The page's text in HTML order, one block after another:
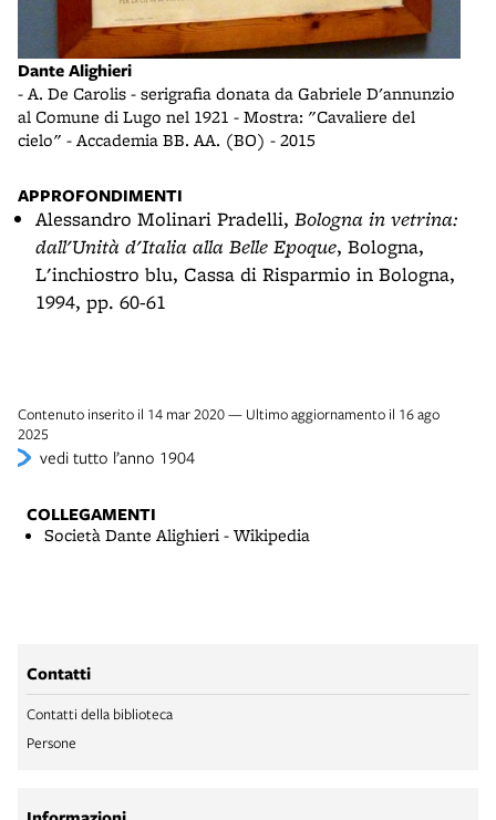
Dante Alighieri
- A. De Carolis - serigrafia donata da Gabriele D'annunzio
al Comune di Lugo nel 1921 - Mostra: "Cavaliere del
cielo" - Accademia BB. AA. (BO) - 2015
APPROFONDIMENTI
Alessandro Molinari Pradelli, Bologna in vetrina:
dall'Unità d'Italia alla Belle Epoque, Bologna,
L'inchiostro blu, Cassa di Risparmio in Bologna,
1994, pp. 60-61
Contenuto inserito il 14 mar 2020 — Ultimo aggiornamento il 16 ago
2025
vedi tutto l’anno 1904
COLLEGAMENTI
Società Dante Alighieri - Wikipedia
Contatti
Contatti della biblioteca
Persone